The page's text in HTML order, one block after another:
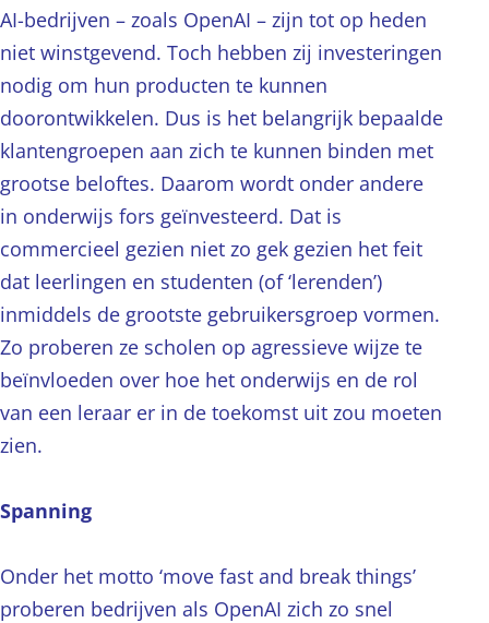
AI-bedrijven – zoals OpenAI – zijn tot op heden
niet winstgevend. Toch hebben zij investeringen
nodig om hun producten te kunnen
doorontwikkelen. Dus is het belangrijk bepaalde
klantengroepen aan zich te kunnen binden met
grootse beloftes. Daarom wordt onder andere
in onderwijs fors geïnvesteerd. Dat is
commercieel gezien niet zo gek gezien het feit
dat leerlingen en studenten (of ‘lerenden’)
inmiddels de grootste gebruikersgroep vormen.
Zo proberen ze scholen op agressieve wijze te
beïnvloeden over hoe het onderwijs en de rol
van een leraar er in de toekomst uit zou moeten
zien.
Spanning
Onder het motto ‘move fast and break things’
proberen bedrijven als OpenAI zich zo snel